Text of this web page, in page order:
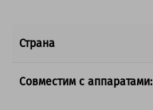
Страна
Совместим с аппаратами: